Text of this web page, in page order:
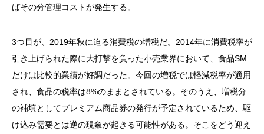
ばその分管理コストが発生する。
3つ目が、2019年秋に迫る消費税の増税だ。2014年に消費税率が
引き上げられた際に大打撃を負った小売業界において、食品SM
だけは比較的業績が好調だった。今回の増税では軽減税率が適用
され、食品の税率は8%のままとされている。そのうえ、増税分
の補填としてプレミアム商品券の発行が予定されているため、駆
け込み需要とは逆の現象が起きる可能性がある。そこをどう迎え